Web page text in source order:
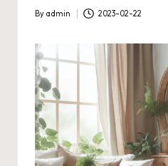
Posted
By admin 2023-02-22